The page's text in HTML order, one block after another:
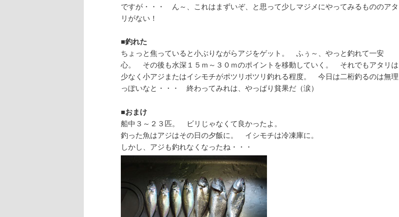
ですが・・・ ん～、これはまずいぞ、と思って少しマジメにやってみるもののアタ
リがない！
■釣れた
ちょっと焦っていると小ぶりながらアジをゲット。 ふぅ～、やっと釣れて一安
心。 その後も水深１５ｍ～３０ｍのポイントを移動していく。 それでもアタリは
少なく小アジまたはイシモチがポツリポツリ釣れる程度。 今日は二桁釣るのは無理
っぽいなと・・・ 終わってみれは、やっぱり貧果だ（涙）
■おまけ
船中３～２３匹。 ビリじゃなくて良かったよ。
釣った魚はアジはその日の夕飯に。 イシモチは冷凍庫に。
しかし、アジも釣れなくなったね・・・